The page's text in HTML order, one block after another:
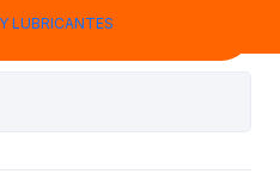
LUBRICANTES